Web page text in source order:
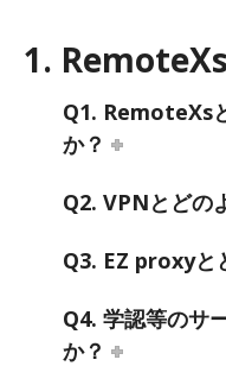
1.
Q1. RemoteXs
か？
Q2. VPNとどの
Q3. EZ proxyと
Q4. 学認等のサ
か？